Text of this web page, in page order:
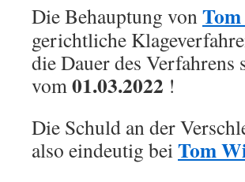
Die Behauptung von
gerichtliche
die Dauer des
vom01.03.2022 !
Die Schuld an der
also eindeutig beiTom